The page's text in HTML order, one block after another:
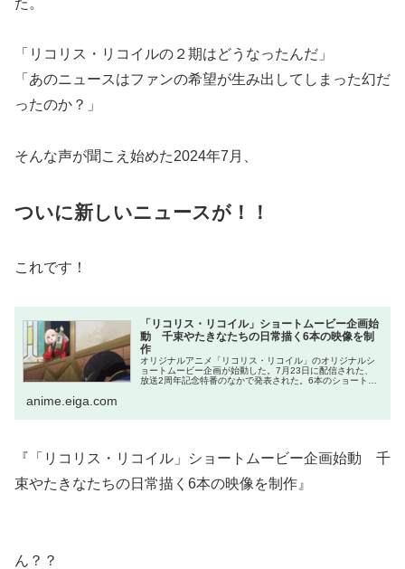
「リコリス・リコイルの２期はどうなったんだ」
「あのニュースはファンの希望が生み出してしまった幻だ
ったのか？」
そんな声が聞こえ始めた2024年7月、
ついに新しいニュースが！！
これです！
「リコリス・リコイル」ショートムービー企画始
動 千束やたきなたちの日常描く6本の映像を制
作
オリジナルアニメ「リコリス・リコイル」のオリジナルシ
ョートムービー企画が始動した。7月23日に配信された、
放送2周年記念特番のなかで発表された。6本のショートム
anime.eiga.com
『「リコリス・リコイル」ショートムービー企画始動 千
束やたきなたちの日常描く6本の映像を制作』
ん？？